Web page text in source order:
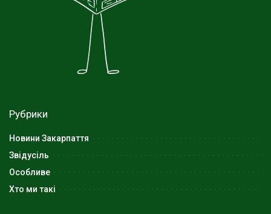
Рубрики
Новини Закарпаття
Звідусіль
Особливе
Хто ми такі